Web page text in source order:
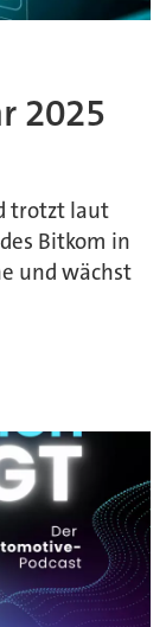
2025
trotzt laut
Bitkom in
und wächst